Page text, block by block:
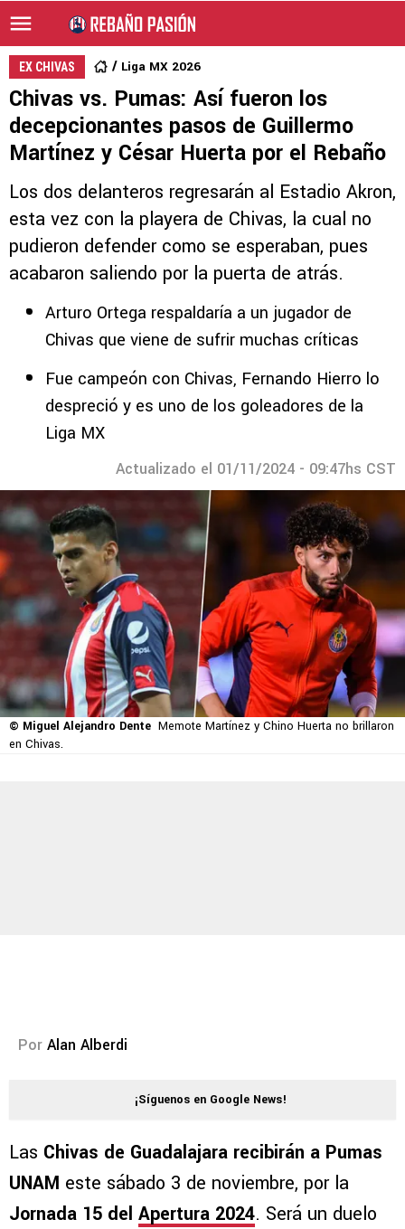
EX CHIVAS Liga MX 2026
Chivas vs. Pumas: Así fueron los
decepcionantes pasos de Guillermo
Martínez y César Huerta por el Rebaño
Los dos delanteros regresarán al Estadio Akron,
esta vez con la playera de Chivas, la cual no
pudieron defender como se esperaban, pues
acabaron saliendo por la puerta de atrás.
Arturo Ortega respaldaría a un jugador de
Chivas que viene de sufrir muchas críticas
Fue campeón con Chivas, Fernando Hierro lo
despreció y es uno de los goleadores de la
Liga MX
Actualizado el 01/11/2024 - 09:47hs CST
© Miguel Alejandro Dente Memote Martínez y Chino Huerta no brillaron
en Chivas.
Por Alan Alberdi
¡Síguenos en Google News!
Las Chivas de Guadalajara recibirán a Pumas
UNAM este sábado 3 de noviembre, por la
Jornada 15 del Apertura 2024. Será un duelo